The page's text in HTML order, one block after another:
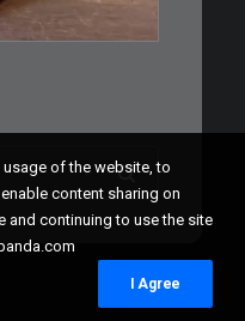
of the website, to
content sharing on
and continuing to use the site
I Agree